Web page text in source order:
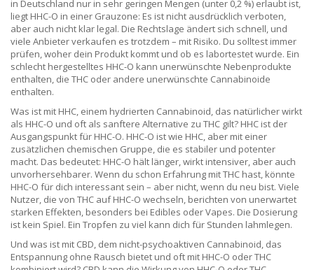
in Deutschland nur in sehr geringen Mengen (unter 0,2 %) erlaubt ist,
liegt HHC-O in einer Grauzone: Es ist nicht ausdrücklich verboten,
aber auch nicht klar legal. Die Rechtslage ändert sich schnell, und
viele Anbieter verkaufen es trotzdem – mit Risiko. Du solltest immer
prüfen, woher dein Produkt kommt und ob es labortestet wurde. Ein
schlecht hergestelltes HHC-O kann unerwünschte Nebenprodukte
enthalten, die THC oder andere unerwünschte Cannabinoide
enthalten.
Was ist mit HHC, einem hydrierten Cannabinoid, das natürlicher wirkt
als HHC-O und oft als sanftere Alternative zu THC gilt? HHC ist der
Ausgangspunkt für HHC-O. HHC-O ist wie HHC, aber mit einer
zusätzlichen chemischen Gruppe, die es stabiler und potenter
macht. Das bedeutet: HHC-O hält länger, wirkt intensiver, aber auch
unvorhersehbarer. Wenn du schon Erfahrung mit THC hast, könnte
HHC-O für dich interessant sein – aber nicht, wenn du neu bist. Viele
Nutzer, die von THC auf HHC-O wechseln, berichten von unerwartet
starken Effekten, besonders bei Edibles oder Vapes. Die Dosierung
ist kein Spiel. Ein Tropfen zu viel kann dich für Stunden lahmlegen.
Und was ist mit CBD, dem nicht-psychoaktiven Cannabinoid, das
Entspannung ohne Rausch bietet und oft mit HHC-O oder THC